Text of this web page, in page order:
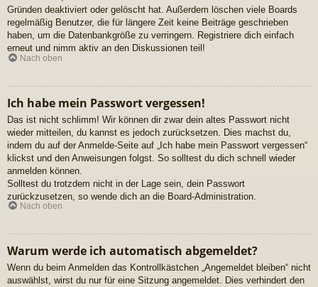
Gründen deaktiviert oder gelöscht hat. Außerdem löschen viele Boards
regelmäßig Benutzer, die für längere Zeit keine Beiträge geschrieben
haben, um die Datenbankgröße zu verringern. Registriere dich einfach
erneut und nimm aktiv an den Diskussionen teil!
Nach oben
Ich habe mein Passwort vergessen!
Das ist nicht schlimm! Wir können dir zwar dein altes Passwort nicht
wieder mitteilen, du kannst es jedoch zurücksetzen. Dies machst du,
indem du auf der Anmelde-Seite auf „Ich habe mein Passwort vergessen“
klickst und den Anweisungen folgst. So solltest du dich schnell wieder
anmelden können.
Solltest du trotzdem nicht in der Lage sein, dein Passwort
zurückzusetzen, so wende dich an die Board-Administration.
Nach oben
Warum werde ich automatisch abgemeldet?
Wenn du beim Anmelden das Kontrollkästchen „Angemeldet bleiben“ nicht
auswählst, wirst du nur für eine Sitzung angemeldet. Dies verhindert den